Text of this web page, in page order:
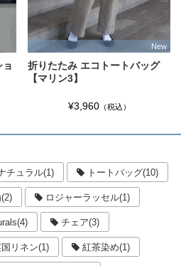
New
折りたたみ エコトートバッグ
【マリン3】
¥3,960（税込）
チュラル(1) トートバッグ(10)
ロジャーラッセル(1)
チェア(3)
リネン(1) 紅茶染め(1)